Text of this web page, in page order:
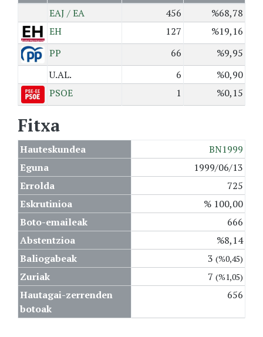
EAJ / EA
456
%68,78
EH
127
%19,16
PP
66
%9,95
U.AL.
6
%0,90
PSOE
1 %0,15
Fitxa
Hauteskundea
BN1999
Eguna
1999/06/13
Errolda
725
Eskrutinioa
% 100,00
Boto-emaileak
666
Abstentzioa
%8,14
Baliogabeak
3 (%0,45)
Zuriak 7 (%1,05)
Hautagai-zerrenden
botoak
656